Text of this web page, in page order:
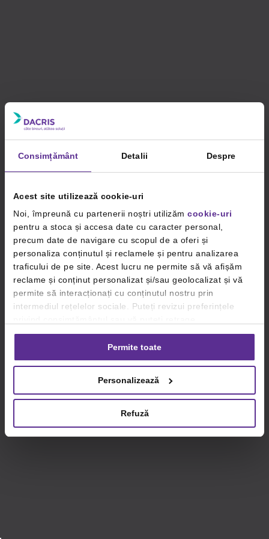
Consimțământ Detalii Despre
Acest site utilizează cookie-uri
Noi, împreună cu partenerii noștri utilizăm cookie-uri
pentru a stoca și accesa date cu caracter personal,
precum date de navigare cu scopul de a oferi și
personaliza conținutul și reclamele și pentru analizarea
traficului de pe site. Acest lucru ne permite să vă afișăm
reclame și conținut personalizat și/sau geolocalizat și vă
permite să interacționați cu conținutul nostru prin
intermediul rețelelor sociale. Puteți revizui preferințele
consimțământul oricând, făcând click pe linkul către
setările dvs. de cookie-uri.
privind utilizarea modulelor cookie.Detalii
Permite toate
Personalizează
Refuză